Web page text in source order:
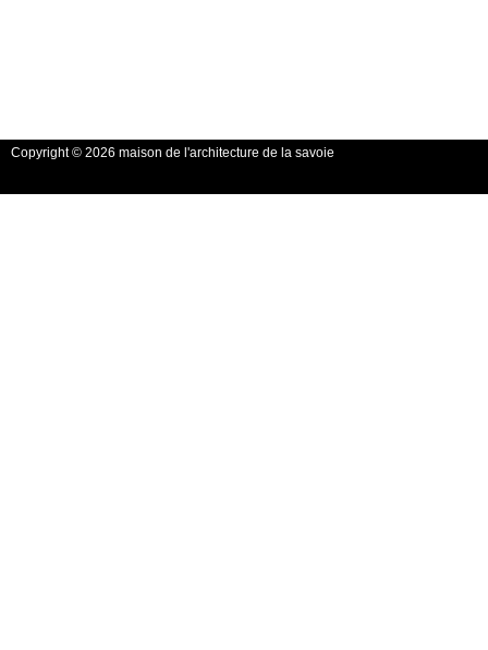
Copyright © 2026 maison de l'architecture de la savoie